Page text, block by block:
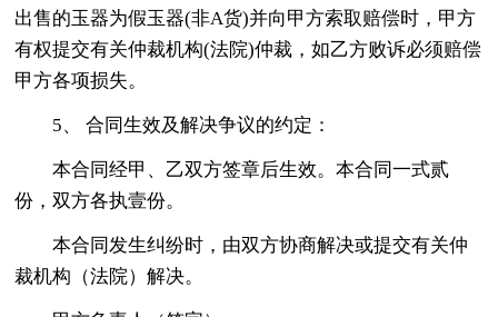
出售的玉器为假玉器(非A货)并向甲方索取赔偿时，甲方
有权提交有关仲裁机构(法院)仲裁，如乙方败诉必须赔偿
甲方各项损失。
5、 合同生效及解决争议的约定：
本合同经甲、乙双方签章后生效。本合同一式贰
份，双方各执壹份。
本合同发生纠纷时，由双方协商解决或提交有关仲
裁机构（法院）解决。